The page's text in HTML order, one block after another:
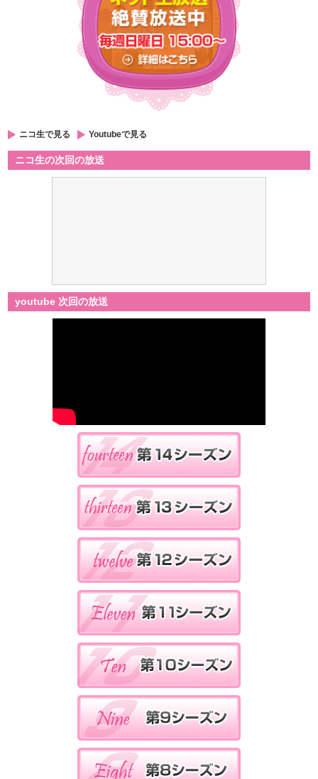
ニコ生で見る Youtubeで見る
ニコ生の次回の放送
youtube 次回の放送